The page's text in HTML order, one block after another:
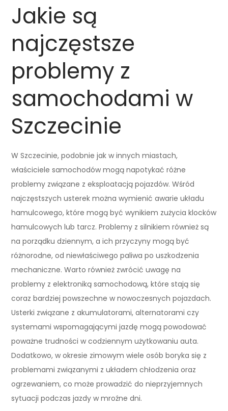
Jakie są
najczęstsze
problemy z
samochodami w
Szczecinie
W Szczecinie, podobnie jak w innych miastach,
właściciele samochodów mogą napotykać różne
problemy związane z eksploatacją pojazdów. Wśród
najczęstszych usterek można wymienić awarie układu
hamulcowego, które mogą być wynikiem zużycia klocków
hamulcowych lub tarcz. Problemy z silnikiem również są
na porządku dziennym, a ich przyczyny mogą być
różnorodne, od niewłaściwego paliwa po uszkodzenia
mechaniczne. Warto również zwrócić uwagę na
problemy z elektroniką samochodową, które stają się
coraz bardziej powszechne w nowoczesnych pojazdach.
Usterki związane z akumulatorami, alternatorami czy
systemami wspomagającymi jazdę mogą powodować
poważne trudności w codziennym użytkowaniu auta.
Dodatkowo, w okresie zimowym wiele osób boryka się z
problemami związanymi z układem chłodzenia oraz
ogrzewaniem, co może prowadzić do nieprzyjemnych
sytuacji podczas jazdy w mroźne dni.